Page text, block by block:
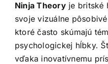
Ninja Theoryje britské
svoje vizuálne
ktoré často skúmajú
psychologickej hĺbky.
vďaka inovatívnemu